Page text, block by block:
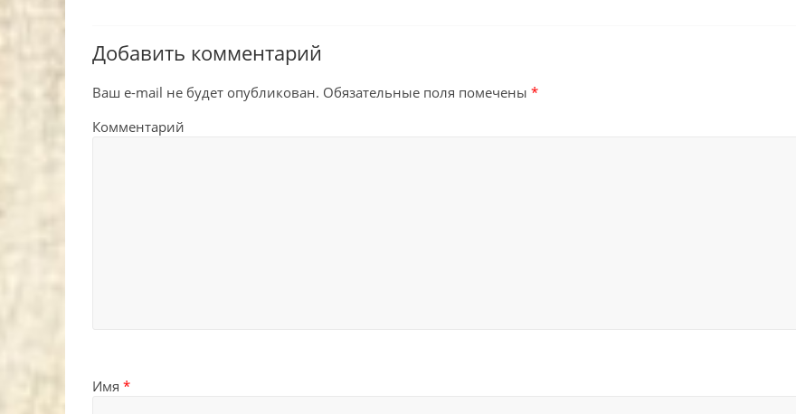
Добавить комментарий
Ваш e-mail не будет опубликован. Обязательные поля помечены *
Комментарий
Имя *